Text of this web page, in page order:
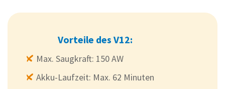
Vorteile des V12:
Max. Saugkraft: 150 AW
Akku-Laufzeit: Max. 62 Minuten